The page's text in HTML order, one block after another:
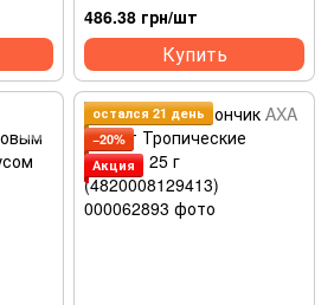
486.38 грн/шт
Купить
остался 21 день
−20%
Акция